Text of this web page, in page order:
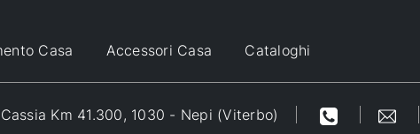
Casa Accessori Casa Cataloghi
Km 41.300, 1030 - Nepi (Viterbo)